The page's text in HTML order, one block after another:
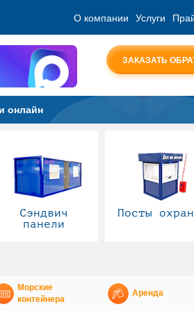
О компании Услуги
ЗАКАЗАТЬ
онлайн
Сэндвич
панели
Посты
Морские
контейнера
Аренда